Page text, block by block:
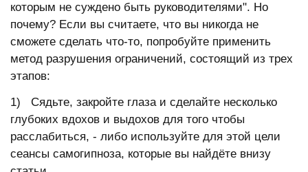
которым не суждено быть руководителями". Но
почему? Если вы считаете, что вы никогда не
сможете сделать что-то, попробуйте применить
метод разрушения ограничений, состоящий из трех
этапов:
1) Сядьте, закройте глаза и сделайте несколько
глубоких вдохов и выдохов для того чтобы
расслабиться, - либо используйте для этой цели
сеансы самогипноза, которые вы найдёте внизу